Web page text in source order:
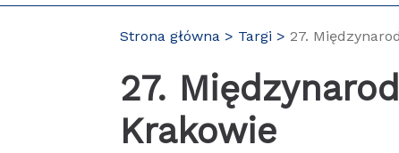
Strona główna Targi 27.
27.
Krakowie